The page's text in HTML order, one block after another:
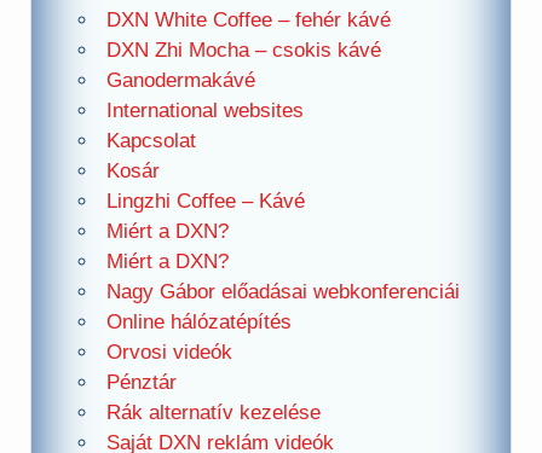
DXN White Coffee – fehér kávé
DXN Zhi Mocha – csokis kávé
Ganodermakávé
International websites
Kapcsolat
Kosár
Lingzhi Coffee – Kávé
Miért a DXN?
Miért a DXN?
Nagy Gábor előadásai webkonferenciái
Online hálózatépítés
Orvosi videók
Pénztár
Rák alternatív kezelése
Saját DXN reklám videók